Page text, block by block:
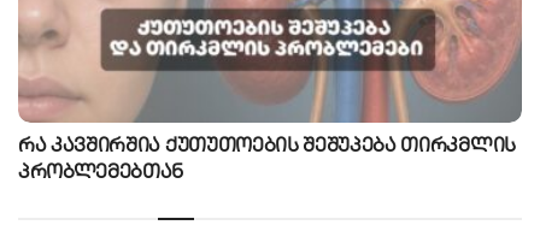
რა კავშირშია ქუთუთოების შეშუპება თირკმლის
პრობლემებთან